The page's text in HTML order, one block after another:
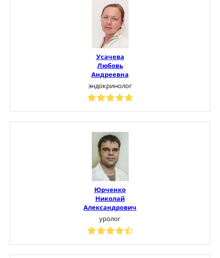
Усачева
Любовь
Андреевна
эндокринолог
Юрченко
Николай
Александрович
уролог